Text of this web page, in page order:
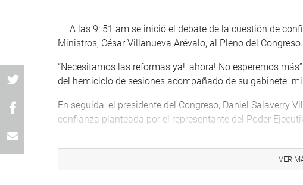
A las 9: 51 am se inició el debate de la cuestión de
Ministros, César Villanueva Arévalo, al Pleno del Congreso.
“Necesitamos las reformas ya!, ahora! No esperemos
del hemiciclo de sesiones acompañado de su gabinete
En seguida, el presidente del Congreso, Daniel Salaverry
confianza planteada por el representante del Poder
VER